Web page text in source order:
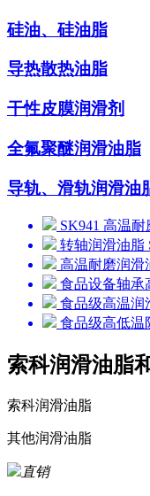
硅油、硅油脂
导热散热油脂
干性皮膜润滑剂
全氟聚醚润滑油脂
导轨、滑轨润滑油
SK941 高温
转轴润滑油脂
高温耐磨润滑
食品设备轴承
食品级高温润
食品级高低温
索科润滑油脂
索科润滑油脂
其他润滑油脂
直销